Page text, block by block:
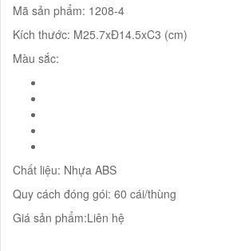
Mã sản phẩm: 1208-4
Kích thước: M25.7xĐ14.5xC3 (cm)
Màu sắc:
Chất liệu: Nhựa ABS
Quy cách đóng gói: 60 cái/thùng
Giá sản phẩm:Liên hệ